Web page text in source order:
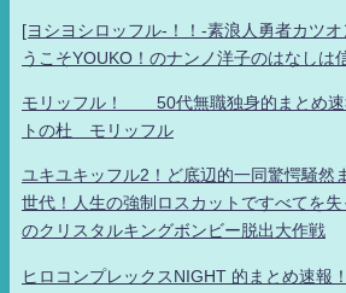
[ヨシヨシロッフル-！！-素浪人勇者カツ
うこそYOUKO！のナンノ洋子のはなしは
モリッフル！ 50代無職独身的まとめ速
トの杜 モリッフル
ユキユキッフル2！ど底辺的一同驚愕騒然
世代！人生の強制ロスカットですべてを
のクリスタルキングボンビー脱出大作戦
ヒロコンプレックスNIGHT 的まとめ速報